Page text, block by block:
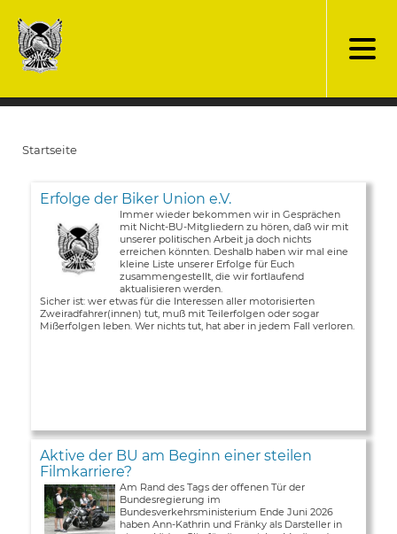
zum
Inhalt
Startseite
Erfolge der Biker Union e.V.
Immer wieder bekommen wir in Gesprächen
mit Nicht-BU-Mitgliedern zu hören, daß wir mit
unserer politischen Arbeit ja doch nichts
erreichen könnten. Deshalb haben wir mal eine
kleine Liste unserer Erfolge für Euch
zusammengestellt, die wir fortlaufend
aktualisieren werden.
Sicher ist: wer etwas für die Interessen aller motorisierten
Zweiradfahrer(innen) tut, muß mit Teilerfolgen oder sogar
Mißerfolgen leben. Wer nichts tut, hat aber in jedem Fall verloren.
Aktive der BU am Beginn einer steilen
Filmkarriere?
Am Rand des Tags der offenen Tür der
Bundesregierung im
Bundesverkehrsministerium Ende Juni 2026
haben Ann-Kathrin und Fränky als Darsteller in